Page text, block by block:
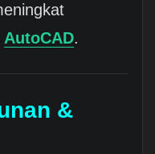
AutoCAD.
&